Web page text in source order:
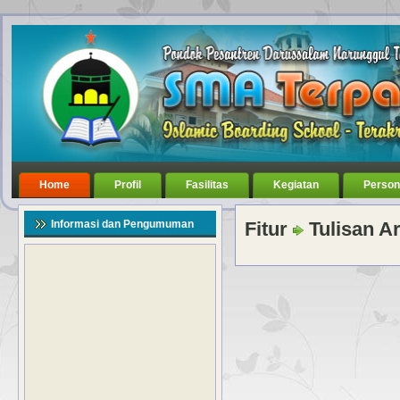
Home Profil Fasilitas Kegiatan
Informasi dan Pengumuman Fitur Tulisan